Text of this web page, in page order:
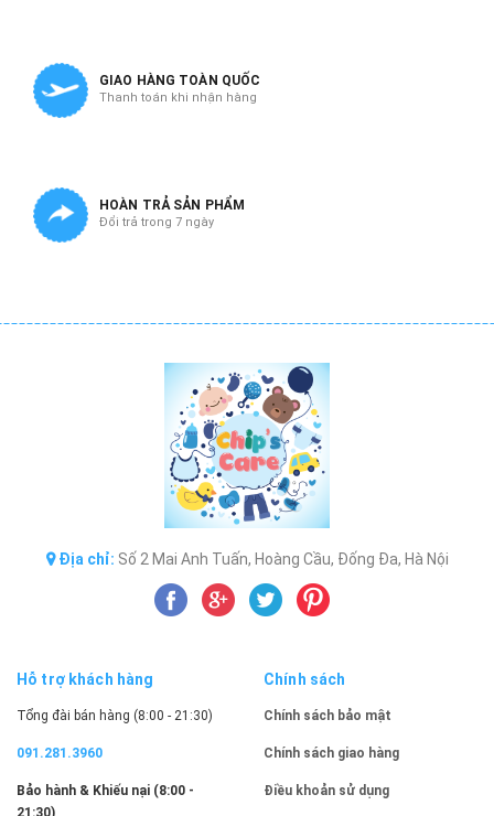
GIAO HÀNG TOÀN QUỐC
Thanh toán khi nhận hàng
HOÀN TRẢ SẢN PHẨM
Đổi trả trong 7 ngày
Địa chỉ: Số 2 Mai Anh Tuấn, Hoàng Cầu, Đống Đa, Hà Nội
Hỗ trợ khách hàng
Tổng đài bán hàng (8:00 - 21:30)
091.281.3960
Bảo hành & Khiếu nại (8:00 -
21:30)
Chính sách
Chính sách bảo mật
Chính sách giao hàng
Điều khoản sử dụng